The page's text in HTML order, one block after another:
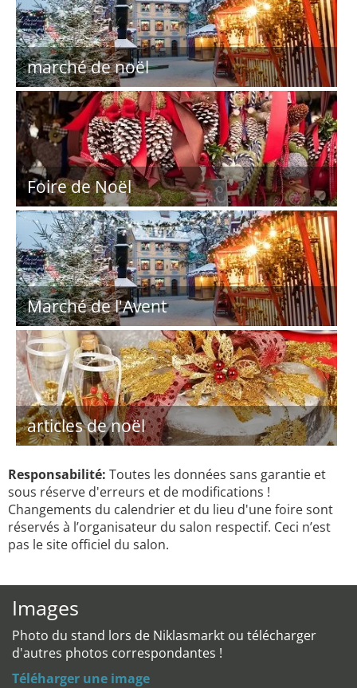
marché de noël
Foire de Noël
Marché de l'Avent
articles de noël
Responsabilité: Toutes les données sans garantie et
sous réserve d'erreurs et de modifications !
Changements du calendrier et du lieu d'une foire sont
réservés à l’organisateur du salon respectif. Ceci n’est
pas le site officiel du salon.
Images
Photo du stand lors de Niklasmarkt ou télécharger
d'autres photos correspondantes !
Téléharger une image